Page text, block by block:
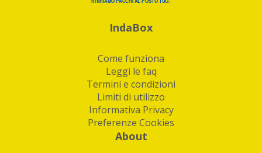
IndaBox
Come funziona
Leggi le faq
Termini e condizioni
Limiti di utilizzo
Informativa Privacy
Preferenze Cookies
About